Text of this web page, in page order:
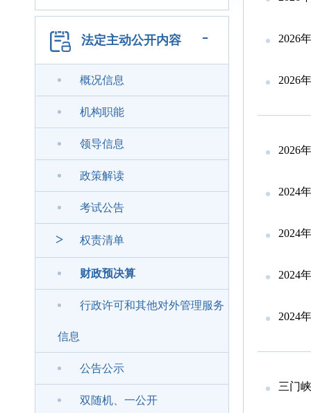
法定主动公开内容 -
概况信息
机构职能
领导信息
政策解读
考试公告
> 权责清单
财政预决算
行政许可和其他对外管理服务
信息
公告公示
双随机、一公开
2026
2026
2026
2024
2024
2024
2024
三门